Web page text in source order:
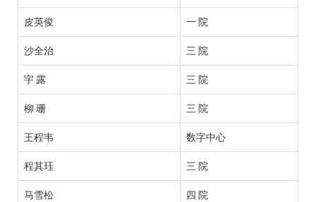
皮英俊 一 院
沙全治 三 院
宇 露 三 院
柳 珊 三 院
王程韦 数字中心
程其珏 三 院
马雪松 四 院